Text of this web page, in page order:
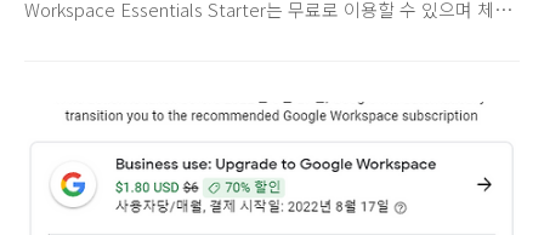
Workspace Essentials Starter는 무료로 이용할 수 있으며 체
저장할 수 있습니다. 더 많은 스토리지가 필요하거나 3명 이상이
참가하는 장시간의 그룹 화상 회의, 고급 보안 관리, 연중무휴 지
원과 같은 기능이 필요한 경우 Google Workspace Enterprise
Essentials로 업그레이드할 수 있습니다. Google Workspace
Essentials Starter와 Google의 독립형 앱 간의 차이점은 무엇